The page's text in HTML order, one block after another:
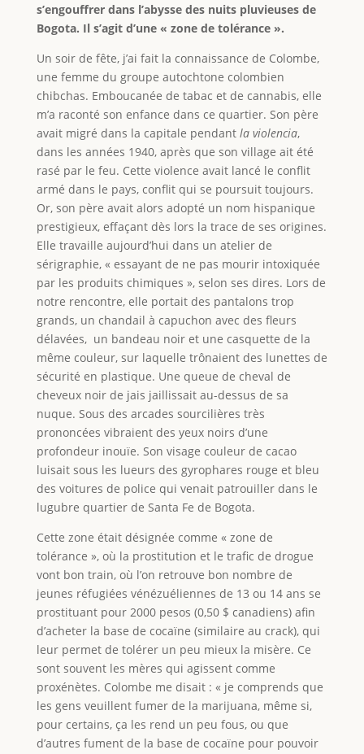
s’engouffrer dans l’abysse des nuits pluvieuses de
Bogota. Il s’agit d’une « zone de tolérance ».
Un soir de fête, j’ai fait la connaissance de Colombe,
une femme du groupe autochtone colombien
chibchas. Emboucanée de tabac et de cannabis, elle
m’a raconté son enfance dans ce quartier. Son père
avait migré dans la capitale pendant la violencia,
dans les années 1940, après que son village ait été
rasé par le feu. Cette violence avait lancé le conflit
armé dans le pays, conflit qui se poursuit toujours.
Or, son père avait alors adopté un nom hispanique
prestigieux, effaçant dès lors la trace de ses origines.
Elle travaille aujourd’hui dans un atelier de
sérigraphie, « essayant de ne pas mourir intoxiquée
par les produits chimiques », selon ses dires. Lors de
notre rencontre, elle portait des pantalons trop
grands, un chandail à capuchon avec des fleurs
délavées, un bandeau noir et une casquette de la
même couleur, sur laquelle trônaient des lunettes de
sécurité en plastique. Une queue de cheval de
cheveux noir de jais jaillissait au-dessus de sa
nuque. Sous des arcades sourcilières très
prononcées vibraient des yeux noirs d’une
profondeur inouïe. Son visage couleur de cacao
luisait sous les lueurs des gyrophares rouge et bleu
des voitures de police qui venait patrouiller dans le
lugubre quartier de Santa Fe de Bogota.
Cette zone était désignée comme « zone de
tolérance », où la prostitution et le trafic de drogue
vont bon train, où l’on retrouve bon nombre de
jeunes réfugiées vénézuéliennes de 13 ou 14 ans se
prostituant pour 2000 pesos (0,50 $ canadiens) afin
d’acheter la base de cocaïne (similaire au crack), qui
leur permet de tolérer un peu mieux la misère. Ce
sont souvent les mères qui agissent comme
proxénètes. Colombe me disait : « je comprends que
les gens veuillent fumer de la marijuana, même si,
pour certains, ça les rend un peu fous, ou que
d’autres fument de la base de cocaïne pour pouvoir